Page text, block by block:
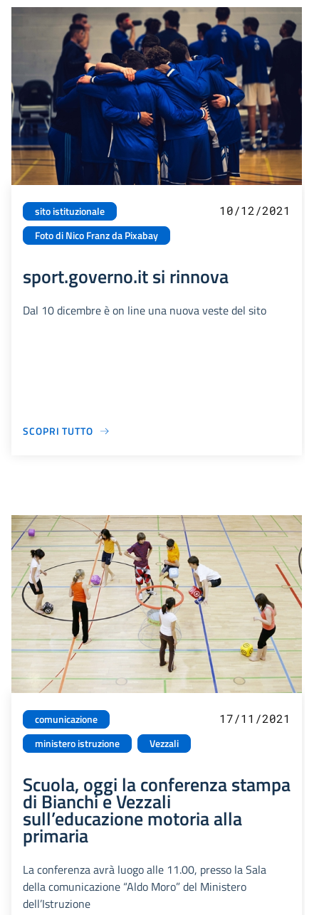
sito istituzionale
Foto di Nico Franz da Pixabay
10/12/2021
sport.governo.it si rinnova
Dal 10 dicembre è on line una nuova veste del sito
SCOPRI TUTTO
comunicazione
ministero istruzione
Vezzali
17/11/2021
Scuola, oggi la conferenza stampa
di Bianchi e Vezzali
sull’educazione motoria alla
primaria
La conferenza avrà luogo alle 11.00, presso la Sala
della comunicazione “Aldo Moro” del Ministero
dell’Istruzione